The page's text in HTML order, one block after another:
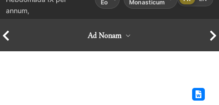
annum,
Eo
Monasticum
Ad Nonam